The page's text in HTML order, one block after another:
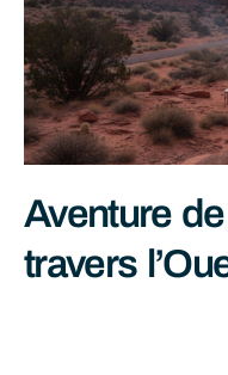
Aventure
travers